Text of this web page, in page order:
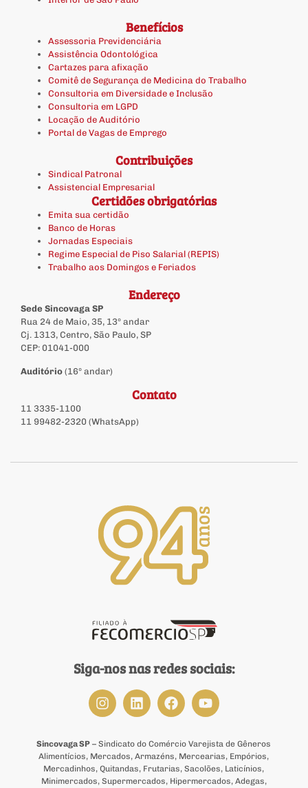
Benefícios
Assessoria Previdenciária
Assistência Odontológica
Cartazes para afixação
Comitê de Segurança de Medicina do Trabalho
Consultoria em Diversidade e Inclusão
Consultoria em LGPD
Locação de Auditório
Portal de Vagas de Emprego
Contribuições
Sindical Patronal
Assistencial Empresarial
Certidões obrigatórias
Emita sua certidão
Banco de Horas
Jornadas Especiais
Regime Especial de Piso Salarial (REPIS)
Trabalho aos Domingos e Feriados
Endereço
Sede Sincovaga SP
Rua 24 de Maio, 35, 13º andar
Cj. 1313, Centro, São Paulo, SP
CEP: 01041-000
Auditório (16º andar)
Contato
11 3335-1100
11 99482-2320 (WhatsApp)
Siga-nos nas redes sociais:
Sincovaga SP – Sindicato do Comércio Varejista de Gêneros
Alimentícios, Mercados, Armazéns, Mercearias, Empórios,
Mercadinhos, Quitandas, Frutarias, Sacolões, Laticínios,
Minimercados, Supermercados, Hipermercados, Adegas,